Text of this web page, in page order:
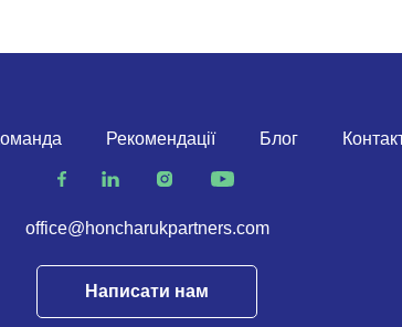
Рекомендації Блог
office@honcharukpartners.com
Написати нам